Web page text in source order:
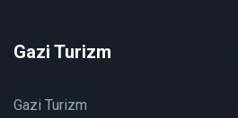
Gazi Turizm
Gazi Turizm